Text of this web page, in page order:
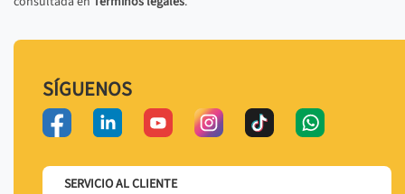
SÍGUENOS
SERVICIO AL CLIENTE